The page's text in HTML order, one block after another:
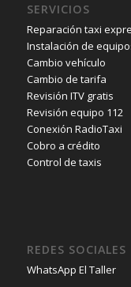
SERVICIOS
Reparación taxi
Instalación de
Cambio vehículo
Cambio de tarifa
Revisión ITV gratis
Revisión equipo 112
Conexión RadioTaxi
Cobro a crédito
Control de taxis
REDES SOCIALES
WhatsApp El Taller